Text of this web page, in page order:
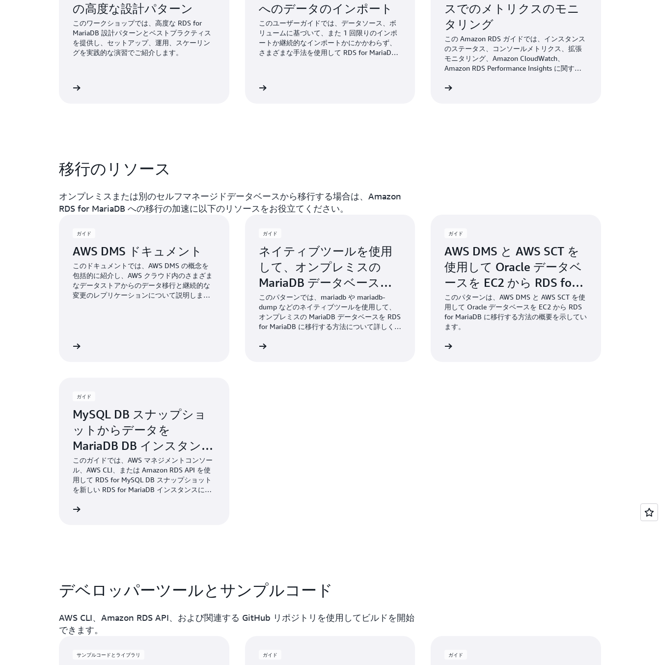
の高度な設計パターン
このワークショップでは、高度な RDS for
MariaDB 設計パターンとベストプラクティス
を提供し、セットアップ、運用、スケーリン
グを実践的な演習でご紹介します。
へのデータのインポート
このユーザーガイドでは、データソース、ボ
リュームに基づいて、また 1 回限りのインポ
ートか継続的なインポートかにかかわらず、
さまざまな手法を使用して RDS for MariaDB
スでのメトリクスのモニ
タリング
この Amazon RDS ガイドでは、インスタンス
のステータス、コンソールメトリクス、拡張
モニタリング、Amazon CloudWatch、
Amazon RDS Performance Insights に関する
方法について説明します。
移行のリソース
オンプレミスまたは別のセルフマネージドデータベースから移行する場合は、Amazon
RDS for MariaDB への移行の加速に以下のリソースをお役立てください。
ガイド
AWS DMS ドキュメント
このドキュメントでは、AWS DMS の概念を
包括的に紹介し、AWS クラウド内のさまざま
なデータストアからのデータ移行と継続的な
変更のレプリケーションについて説明しま
ガイド
ネイティブツールを使用
して、オンプレミスの
MariaDB データベースを
RDS for MariaDB に移行す
る
このパターンでは、mariadb や mariadb-
dump などのネイティブツールを使用して、
オンプレミスの MariaDB データベースを RDS
for MariaDB に移行する方法について詳しく説
ガイド
AWS DMS と AWS SCT を
使用して Oracle データベ
ースを EC2 から RDS for
MariaDB に移行する
このパターンは、AWS DMS と AWS SCT を使
用して Oracle データベースを EC2 から RDS
for MariaDB に移行する方法の概要を示してい
ます。
ガイド
MySQL DB スナップショ
ットからデータを
MariaDB DB インスタンス
に移行する
このガイドでは、AWS マネジメントコンソー
ル、AWS CLI、または Amazon RDS API を使
用して RDS for MySQL DB スナップショット
を新しい RDS for MariaDB インスタンスに移
デベロッパーツールとサンプルコード
AWS CLI、Amazon RDS API、および関連する GitHub リポジトリを使用してビルドを開始
できます。
サンプルコードとライブラリ ガイド ガイド